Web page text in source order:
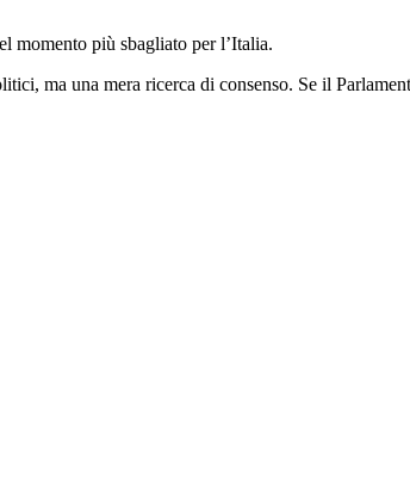
momento più sbagliato per l’Italia.
ma una mera ricerca di consenso. Se il